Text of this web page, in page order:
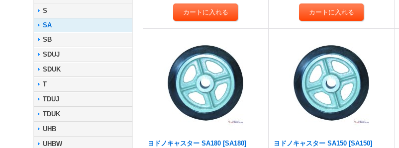
S
SA
SB
SDUJ
SDUK
T
TDUJ
TDUK
UHB
UHBW
ヨドノキャスター SA180 [SA180]
ヨドノキャスター SA150 [SA150]